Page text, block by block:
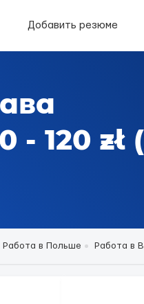
Добавить резюме
- 120
Работа в Польше Работа в